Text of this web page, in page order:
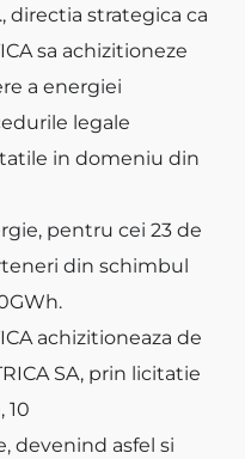
directia strategica ca
sa achizitioneze
a energiei
legale
in domeniu din
pentru cei 23 de
din schimbul
achizitioneaza de
SA, prin licitatie
10
devenind asfel si